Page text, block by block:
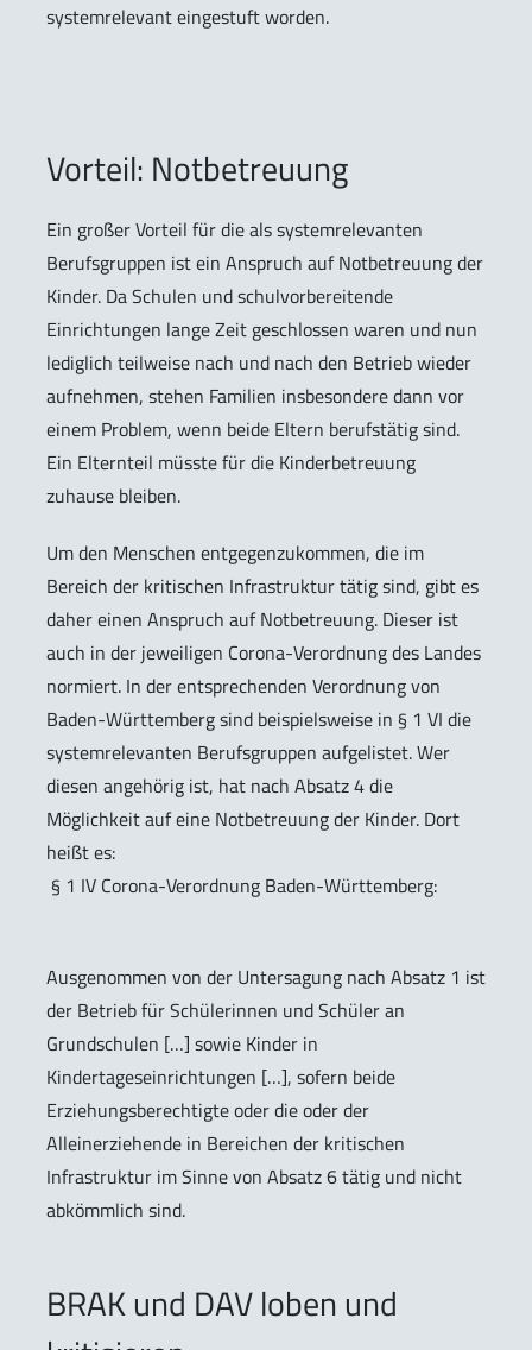
systemrelevant eingestuft worden.
Vorteil: Notbetreuung
Ein großer Vorteil für die als systemrelevanten
Berufsgruppen ist ein Anspruch auf Notbetreuung der
Kinder. Da Schulen und schulvorbereitende
Einrichtungen lange Zeit geschlossen waren und nun
lediglich teilweise nach und nach den Betrieb wieder
aufnehmen, stehen Familien insbesondere dann vor
einem Problem, wenn beide Eltern berufstätig sind.
Ein Elternteil müsste für die Kinderbetreuung
zuhause bleiben.
Um den Menschen entgegenzukommen, die im
Bereich der kritischen Infrastruktur tätig sind, gibt es
daher einen Anspruch auf Notbetreuung. Dieser ist
auch in der jeweiligen Corona-Verordnung des Landes
normiert. In der entsprechenden Verordnung von
Baden-Württemberg sind beispielsweise in § 1 VI die
systemrelevanten Berufsgruppen aufgelistet. Wer
diesen angehörig ist, hat nach Absatz 4 die
Möglichkeit auf eine Notbetreuung der Kinder. Dort
heißt es:
§ 1 IV Corona-Verordnung Baden-Württemberg:
Ausgenommen von der Untersagung nach Absatz 1 ist
der Betrieb für Schülerinnen und Schüler an
Grundschulen […] sowie Kinder in
Kindertageseinrichtungen […], sofern beide
Erziehungsberechtigte oder die oder der
Alleinerziehende in Bereichen der kritischen
Infrastruktur im Sinne von Absatz 6 tätig und nicht
abkömmlich sind.
BRAK und DAV loben und